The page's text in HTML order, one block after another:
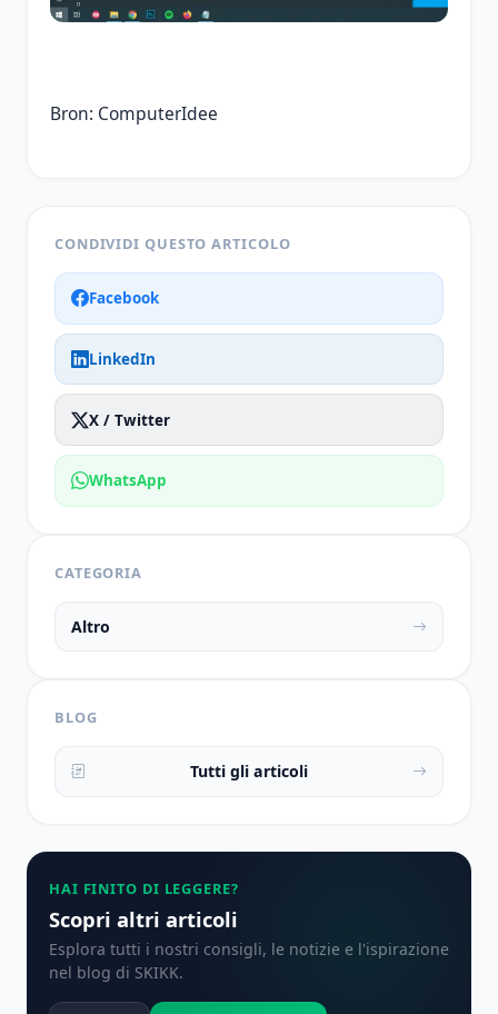
Bron: ComputerIdee
CONDIVIDI QUESTO ARTICOLO
Facebook
LinkedIn
X / Twitter
WhatsApp
CATEGORIA
Altro
BLOG
Tutti gli articoli
HAI FINITO DI LEGGERE?
Scopri altri articoli
Esplora tutti i nostri consigli, le notizie e l'ispirazione
nel blog di SKIKK.